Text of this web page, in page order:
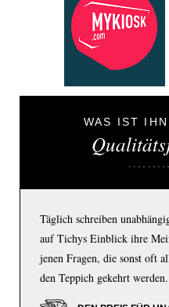
WAS IST
Täglich schreiben
auf Tichys Einblick ihre
jenen Fragen, die sonst oft
den Teppich gekehrt werden.